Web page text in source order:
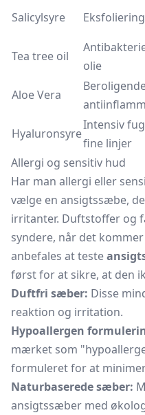
Salicylsyre
Tea tree oil
olie
Aloe Vera
Hyaluronsyre
Intensiv
fine linjer
Allergi og sensitiv hud
Har man allergi eller
vælge en ansigtssæbe,
irritanter. Duftstoffer og
syndere, når det
anbefales at teste
først for at sikre, at den
Duftfri sæber: Disse
reaktion og irritation.
Hypoallergen
mærket som
formuleret for at
Naturbaserede sæber:
ansigtssæber med